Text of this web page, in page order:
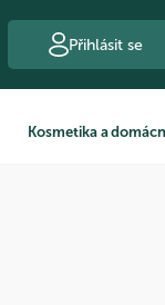
Přihlásit se
Kosmetika a